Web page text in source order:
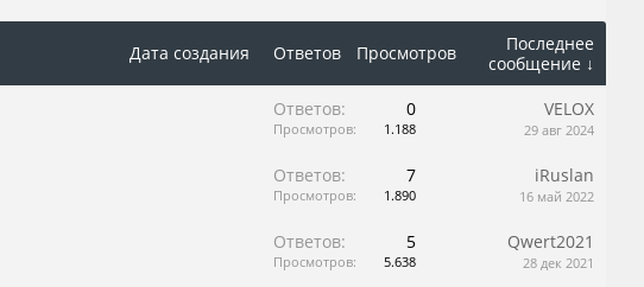
Дата создания Ответов Просмотров
Последнее
сообщение ↓
Ответов: 0
Просмотров: 1.188
VELOX
29 авг 2024
Ответов: 7
Просмотров: 1.890
iRuslan
16 май 2022
Ответов: 5
Просмотров: 5.638
Qwert2021
28 дек 2021